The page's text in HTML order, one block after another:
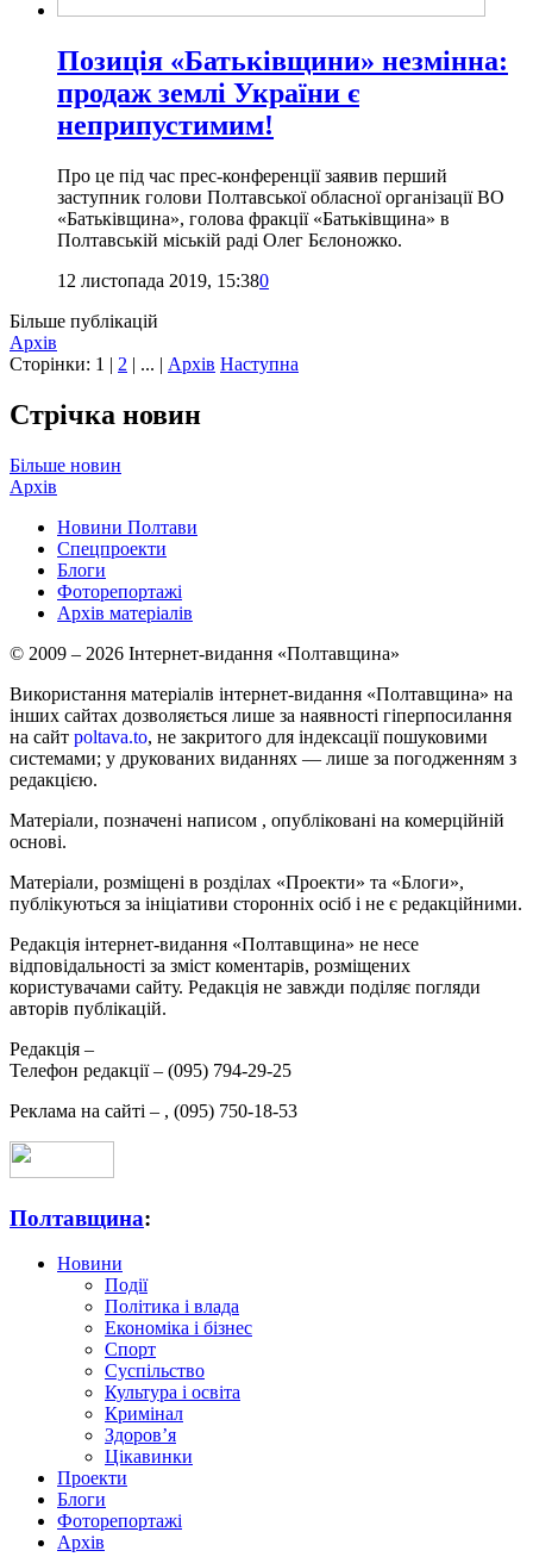
Позиція «Батьківщини» незмінна:
продаж землі України є
неприпустимим!
Про це під час прес-конференції заявив перший
заступник голови Полтавської обласної організації ВО
«Батьківщина», голова фракції «Батьківщина» в
Полтавській міській раді Олег Бєлоножко.
12 листопада 2019, 15:380
Більше публікацій
Архів
Сторінки: 1 | 2 | ... | Архів Наступна
Стрічка новин
Більше новин
Архів
Новини Полтави
Спецпроекти
Блоги
Фоторепортажі
Архів матеріалів
© 2009 – 2026 Інтернет-видання «Полтавщина»
Використання матеріалів інтернет-видання «Полтавщина» на
інших сайтах дозволяється лише за наявності гіперпосилання
на сайт poltava.to, не закритого для індексації пошуковими
системами; у друкованих виданнях — лише за погодженням з
редакцією.
Матеріали, позначені написом , опубліковані на комерційній
основі.
Матеріали, розміщені в розділах «Проекти» та «Блоги»,
публікуються за ініціативи сторонніх осіб і не є редакційними.
Редакція інтернет-видання «Полтавщина» не несе
відповідальності за зміст коментарів, розміщених
користувачами сайту. Редакція не завжди поділяє погляди
авторів публікацій.
Редакція –
Телефон редакції – (095) 794-29-25
Реклама на сайті – , (095) 750-18-53
Полтавщина:
Новини
Події
Політика і влада
Економіка і бізнес
Спорт
Суспільство
Культура і освіта
Кримінал
Здоров’я
Цікавинки
Проекти
Блоги
Фоторепортажі
Архів